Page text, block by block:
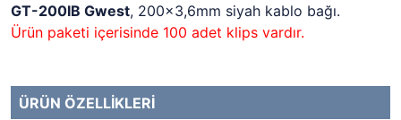
GT-200IB Gwest, 200x3,6mm siyah kablo bağı.
Ürün paketi içerisinde 100 adet klips vardır.
ÜRÜN ÖZELLİKLERİ